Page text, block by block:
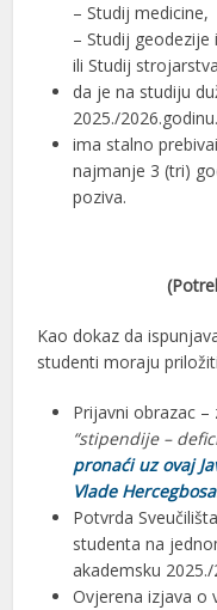
– Studij medicine,
– Studij
ili Studij
da je na studiju
2025./2026.godinu.
ima stalno
najmanje 3 (tri)
poziva.
Kao dokaz da
studenti moraju
Prijavni obrazac
“stipendije –
pronaći uz ovaj
Vlade
Potvrda
studenta na
akademsku
Ovjerena izjava o